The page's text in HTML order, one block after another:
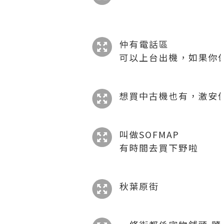
仲有電話區
可以上台出機，如果
想買中古機也有，激安
叫做SOFMAP
有時間去買下野啦
秋葉原街